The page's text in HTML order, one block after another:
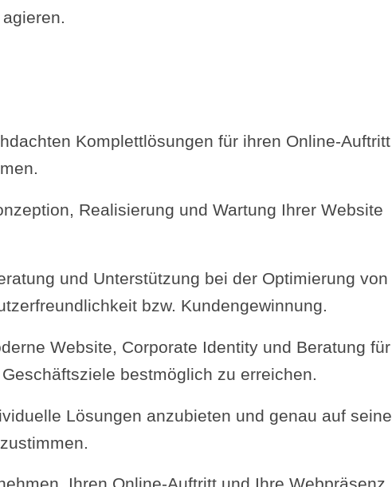
Komplettlösungen für ihren Online-Auftritt
Realisierung und Wartung Ihrer Website
und Unterstützung bei der Optimierung von
bzw. Kundengewinnung.
Website, Corporate Identity und Beratung für
bestmöglich zu erreichen.
Lösungen anzubieten und genau auf seine